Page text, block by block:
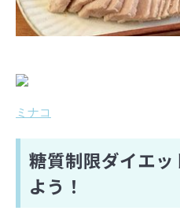
ミナコ
糖質制限ダイエ
よう！